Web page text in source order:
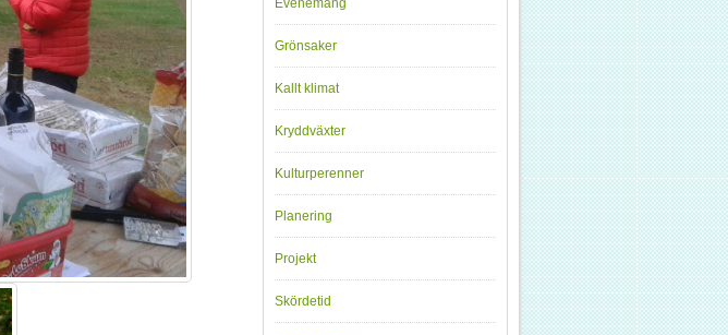
Evenemang
Grönsaker
Kallt klimat
Kryddväxter
Kulturperenner
Planering
Projekt
Skördetid